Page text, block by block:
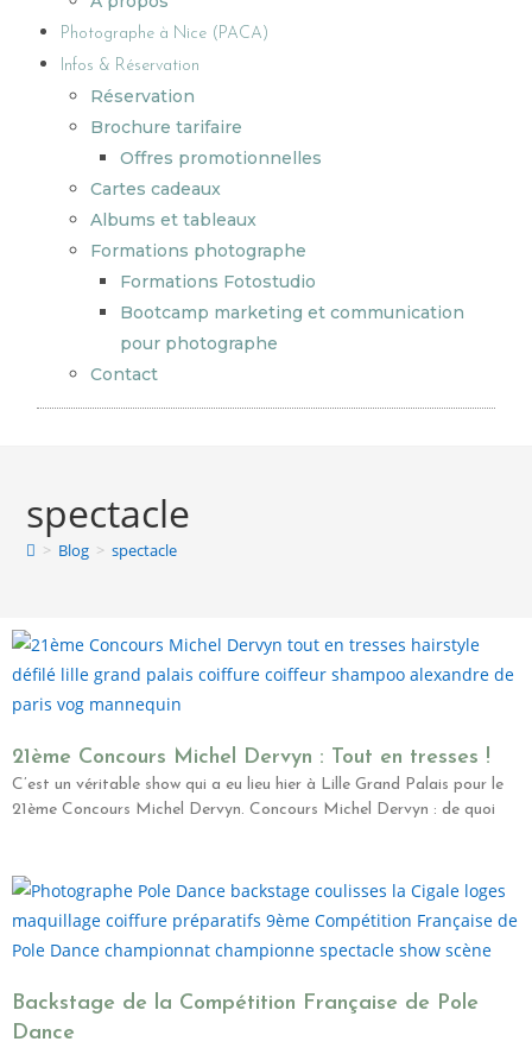
Photographe à Nice (PACA)
Infos & Réservation
Réservation
Brochure tarifaire
Offres promotionnelles
Cartes cadeaux
Albums et tableaux
Formations photographe
Formations Fotostudio
Bootcamp marketing et communication
pour photographe
Contact
spectacle
> Blog > spectacle
21ème Concours Michel Dervyn : Tout en tresses !
C’est un véritable show qui a eu lieu hier à Lille Grand Palais pour le
21ème Concours Michel Dervyn. Concours Michel Dervyn : de quoi
Backstage de la Compétition Française de Pole
Dance